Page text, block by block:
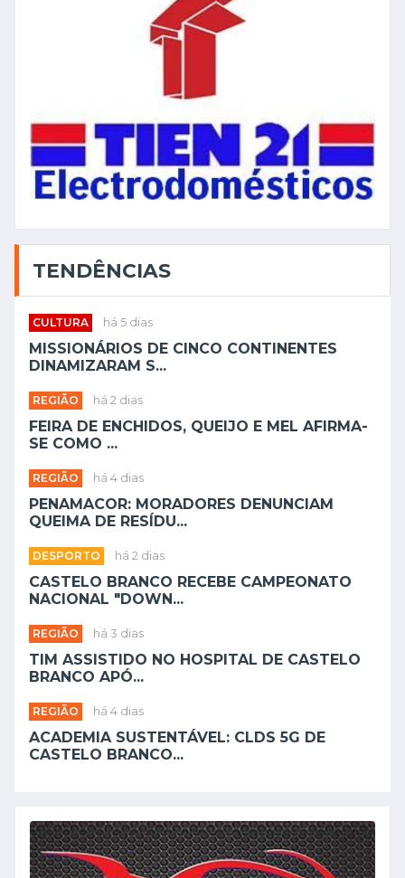
TENDÊNCIAS
CULTURA há 5 dias
MISSIONÁRIOS DE CINCO CONTINENTES
DINAMIZARAM S...
REGIÃO há 2 dias
FEIRA DE ENCHIDOS, QUEIJO E MEL AFIRMA-
SE COMO ...
REGIÃO há 4 dias
PENAMACOR: MORADORES DENUNCIAM
QUEIMA DE RESÍDU...
DESPORTO há 2 dias
CASTELO BRANCO RECEBE CAMPEONATO
NACIONAL "DOWN...
REGIÃO há 3 dias
TIM ASSISTIDO NO HOSPITAL DE CASTELO
BRANCO APÓ...
REGIÃO há 4 dias
ACADEMIA SUSTENTÁVEL: CLDS 5G DE
CASTELO BRANCO...